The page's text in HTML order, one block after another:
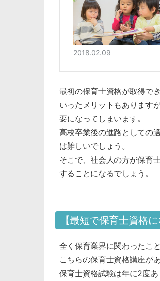
最初の保育士資格が取得で
いったメリットもあります
要になってしまいます。
高校卒業後の進路としての
は難しいでしょう。
そこで、社会人の方が保育
することになるでしょう。
【最短で保育士資格
全く保育業界に関わったこ
こちらの保育士資格講座が
保育士資格試験は年に2度